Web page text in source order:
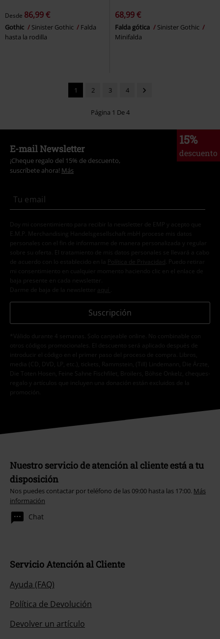
Desde 86,99 €
Gothic Sinister Gothic
Falda
hasta la rodilla
68,99 €
Falda gótica
Sinister Gothic
Minifalda
1 2 3 4
Página 1 De 4
15%
descuento
E-mail Newsletter
¡Cheque regalo del 15% de descuento,
suscríbete ahora! Más
Doy mi consentimiento para recibir la newsletter de EMP y acepto que
E.M.P. Merchandising Handelsgesellschaft mbH procese mis datos
personales con el fin de informarme de manera personalizada y regular
sobre su oferta. El tratamiento de mis datos personales se llevará a cabo
de acuerdo con lo establecido en la
Política de Privacidad . Puedo retirar
mi consentimiento en cualquier momento haciendo clic en el enlace de
baja presente en cada newsletter.
Darme de baja de la newsletter
aquí
Suscripción
*Válido durante 4 semanas. Solo canjeable online. No combinable con
otros códigos promocionales. El descuento será aplicado después de
introducir el código en el primer paso del proceso de compra. Libros,
media (CD, DVD, LP, etc.), tickets, Rammstein, (Till) Lindemann, Die Ärzte,
Die Toten Hosen, Feine Sahne Fischfilet, Broilers, Böhse Onkelz, cheques-
regalo y artículos que incluyen una donación están excluidos de la
promoción.
Nuestro servicio de atención al cliente está a tu
disposición
Nos puedes contactar por teléfono de las 09:00 hasta las 17:00. Más
información
Chat
Servicio Atención al Cliente
Ayuda (FAQ)
Política de Devolución
Devolver un artículo